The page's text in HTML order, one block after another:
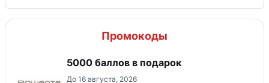
Промокоды
5000 баллов в подарок
До 16 августа, 2026